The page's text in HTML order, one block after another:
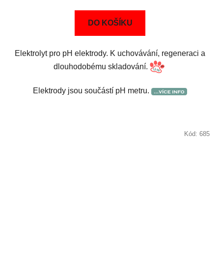
DO KOŠÍKU
Elektrolyt pro pH elektrody. K uchovávání, regeneraci a
dlouhodobému skladování.
Elektrody jsou součástí pH metru.
Kód: 685